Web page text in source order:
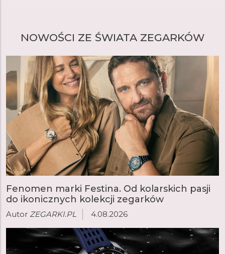
NOWOŚCI ZE ŚWIATA ZEGARKÓW
Fenomen marki Festina. Od kolarskich pasji
do ikonicznych kolekcji zegarków
Autor ZEGARKI.PL 4.08.2026